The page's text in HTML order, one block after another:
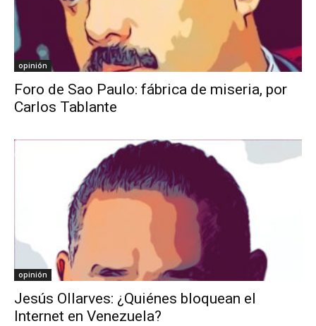
opinión
Foro de Sao Paulo: fábrica de miseria, por
Carlos Tablante
opinión
Jesús Ollarves: ¿Quiénes bloquean el
Internet en Venezuela?